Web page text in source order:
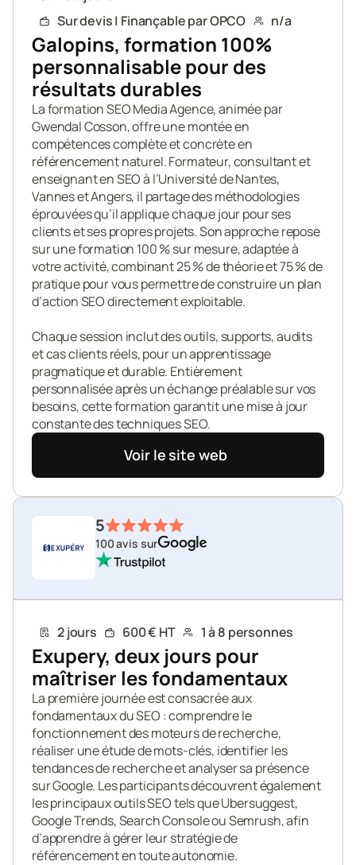
Sur devis | Finançable par OPCO
n/a
Galopins, formation 100%
personnalisable pour des
résultats durables
La formation SEO Media Agence, animée par
Gwendal Cosson, offre une montée en
compétences complète et concrète en
référencement naturel. Formateur, consultant et
enseignant en SEO à l’Université de Nantes,
Vannes et Angers, il partage des méthodologies
éprouvées qu’il applique chaque jour pour ses
clients et ses propres projets. Son approche repose
sur une formation 100 % sur mesure, adaptée à
votre activité, combinant 25 % de théorie et 75 % de
pratique pour vous permettre de construire un plan
d’action SEO directement exploitable.
Chaque session inclut des outils, supports, audits
et cas clients réels, pour un apprentissage
pragmatique et durable. Entièrement
personnalisée après un échange préalable sur vos
besoins, cette formation garantit une mise à jour
constante des techniques SEO.
Voir le site web
5
100 avis sur
2 jours 600 € HT 1 à 8 personnes
Exupery, deux jours pour
maîtriser les fondamentaux
La première journée est consacrée aux
fondamentaux du SEO : comprendre le
fonctionnement des moteurs de recherche,
réaliser une étude de mots-clés, identifier les
tendances de recherche et analyser sa présence
sur Google. Les participants découvrent également
les principaux outils SEO tels que Ubersuggest,
Google Trends, Search Console ou Semrush, afin
d’apprendre à gérer leur stratégie de
référencement en toute autonomie.